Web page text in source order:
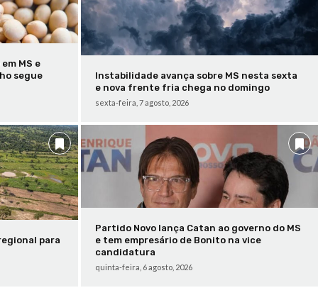
MS e
segue
Instabilidade avança sobre MS nesta sexta
e nova frente fria chega no domingo
sexta-feira, 7 agosto, 2026
para
Partido Novo lança Catan ao governo do MS
e tem empresário de Bonito na vice
candidatura
quinta-feira, 6 agosto, 2026